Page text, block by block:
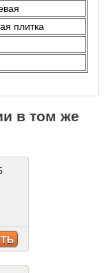
плитка
в том же